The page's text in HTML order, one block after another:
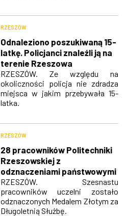
RZESZÓW
Odnaleziono poszukiwaną 15-
latkę. Policjanci znaleźli ją na
terenie Rzeszowa
RZESZÓW. Ze względu na
okoliczności policja nie zdradza
miejsca w jakim przebywała 15-
latka.
RZESZÓW
28 pracowników Politechniki
Rzeszowskiej z
odznaczeniami państwowymi
RZESZÓW. Szesnastu
pracowników uczelni zostało
odznaczonych Medalem Złotym za
Długoletnią Służbę.